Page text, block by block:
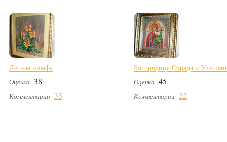
Лесная нимфа
Оценка 38
Комментарии 35
Богородица Отрада и
Оценка 45
Комментарии 22